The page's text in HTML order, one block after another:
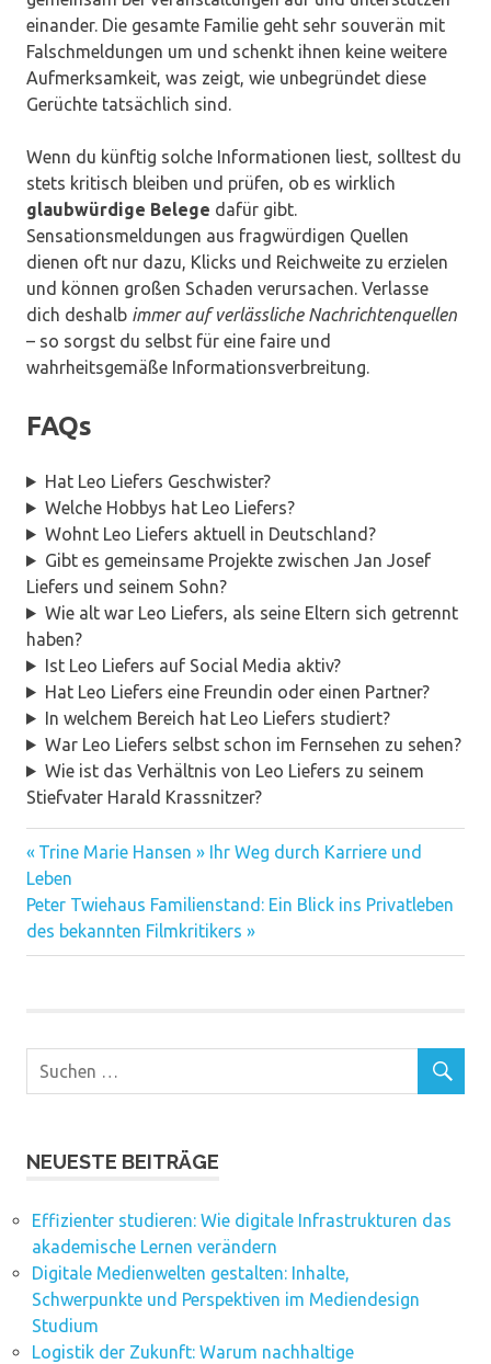
einander. Die gesamte Familie geht sehr souverän mit
Falschmeldungen um und schenkt ihnen keine weitere
Aufmerksamkeit, was zeigt, wie unbegründet diese
Gerüchte tatsächlich sind.
Wenn du künftig solche Informationen liest, solltest du
stets kritisch bleiben und prüfen, ob es wirklich
glaubwürdige Belege dafür gibt.
Sensationsmeldungen aus fragwürdigen Quellen
dienen oft nur dazu, Klicks und Reichweite zu erzielen
und können großen Schaden verursachen. Verlasse
dich deshalb immer auf verlässliche Nachrichtenquellen
– so sorgst du selbst für eine faire und
wahrheitsgemäße Informationsverbreitung.
FAQs
Hat Leo Liefers Geschwister?
Welche Hobbys hat Leo Liefers?
Wohnt Leo Liefers aktuell in Deutschland?
Gibt es gemeinsame Projekte zwischen Jan Josef
Liefers und seinem Sohn?
Wie alt war Leo Liefers, als seine Eltern sich getrennt
haben?
Ist Leo Liefers auf Social Media aktiv?
Hat Leo Liefers eine Freundin oder einen Partner?
In welchem Bereich hat Leo Liefers studiert?
War Leo Liefers selbst schon im Fernsehen zu sehen?
Wie ist das Verhältnis von Leo Liefers zu seinem
Stiefvater Harald Krassnitzer?
Beitragsnavigation
Vorheriger
Beitrag:
Trine Marie Hansen » Ihr Weg durch Karriere und
Leben
Nächster
Beitrag:
Peter Twiehaus Familienstand: Ein Blick ins Privatleben
des bekannten Filmkritikers
NEUESTE BEITRÄGE
Effizienter studieren: Wie digitale Infrastrukturen das
akademische Lernen verändern
Digitale Medienwelten gestalten: Inhalte,
Schwerpunkte und Perspektiven im Mediendesign
Studium
Logistik der Zukunft: Warum nachhaltige